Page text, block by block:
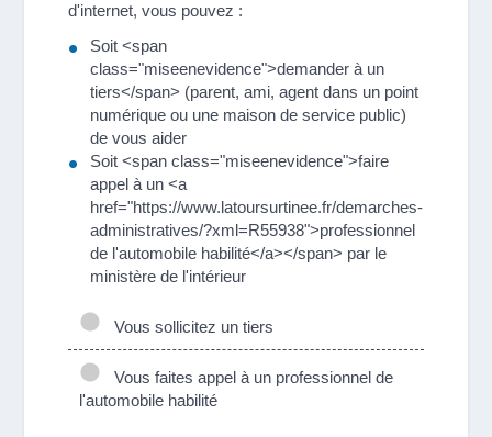
d'internet, vous pouvez :
Soit <span
class="miseenevidence">demander à un
tiers</span> (parent, ami, agent dans un point
numérique ou une maison de service public)
de vous aider
Soit <span class="miseenevidence">faire
appel à un <a
href="https://www.latoursurtinee.fr/demarches-
administratives/?xml=R55938">professionnel
de l'automobile habilité</a></span> par le
ministère de l'intérieur
Vous sollicitez un tiers
Vous faites appel à un professionnel de
l'automobile habilité